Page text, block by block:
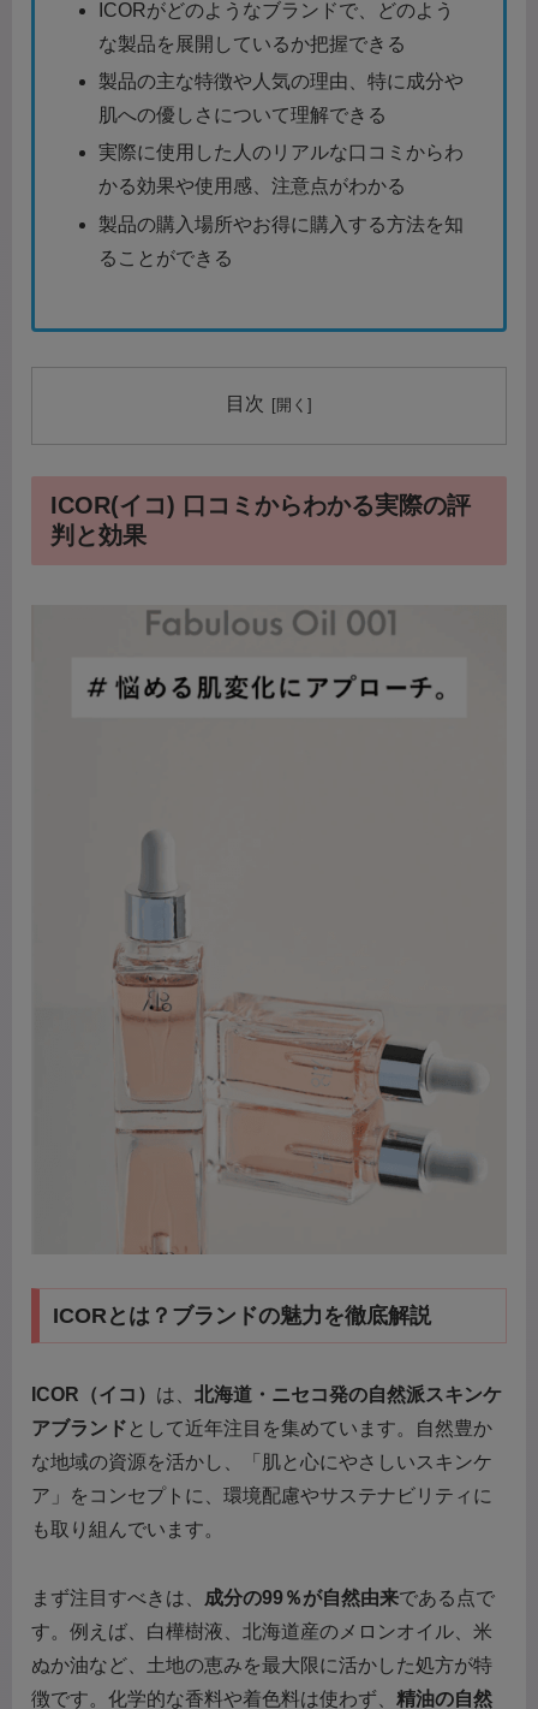
ICORがどのようなブランドで、どのよう
な製品を展開しているか把握できる
製品の主な特徴や人気の理由、特に成分や
肌への優しさについて理解できる
実際に使用した人のリアルな口コミからわ
かる効果や使用感、注意点がわかる
製品の購入場所やお得に購入する方法を知
ることができる
目次
ICOR(イコ) 口コミからわかる実際の評
判と効果
ICORとは？ブランドの魅力を徹底解説
ICOR（イコ） は、 北海道・ニセコ発の自然派スキンケ
アブランド として近年注目を集めています。自然豊か
な地域の資源を活かし、「肌と心にやさしいスキンケ
ア」をコンセプトに、環境配慮やサステナビリティに
も取り組んでいます。
まず注目すべきは、 成分の99％が自然由来である点で
す。例えば、白樺樹液、北海道産のメロンオイル、米
ぬか油など、土地の恵みを最大限に活かした処方が特
徴です。化学的な香料や着色料は使わず、 精油の自然